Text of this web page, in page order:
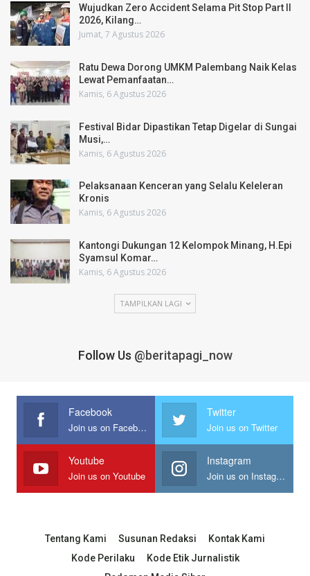
Wujudkan Zero Accident Selama Pit Stop Part II
2026, Kilang…
Jumat, 7 Agustus 2026
Ratu Dewa Dorong UMKM Palembang Naik Kelas
Lewat Pemanfaatan…
Kamis, 6 Agustus 2026
Festival Bidar Dipastikan Tetap Digelar di Sungai
Musi,…
Kamis, 6 Agustus 2026
Pelaksanaan Kenceran yang Selalu Keleleran
Kronis
Kamis, 6 Agustus 2026
Kantongi Dukungan 12 Kelompok Minang, H.Epi
Syamsul Komar…
Kamis, 6 Agustus 2026
TAMPILKAN LAGI
Follow Us @beritapagi_now
Facebook
Join us on Facebook
Twitter
Join us on Twitter
Youtube
Join us on Youtube
Instagram
Join us on Instagram
Tentang Kami Susunan Redaksi
Kontak Kami
Kode Perilaku
Kode Etik Jurnalistik